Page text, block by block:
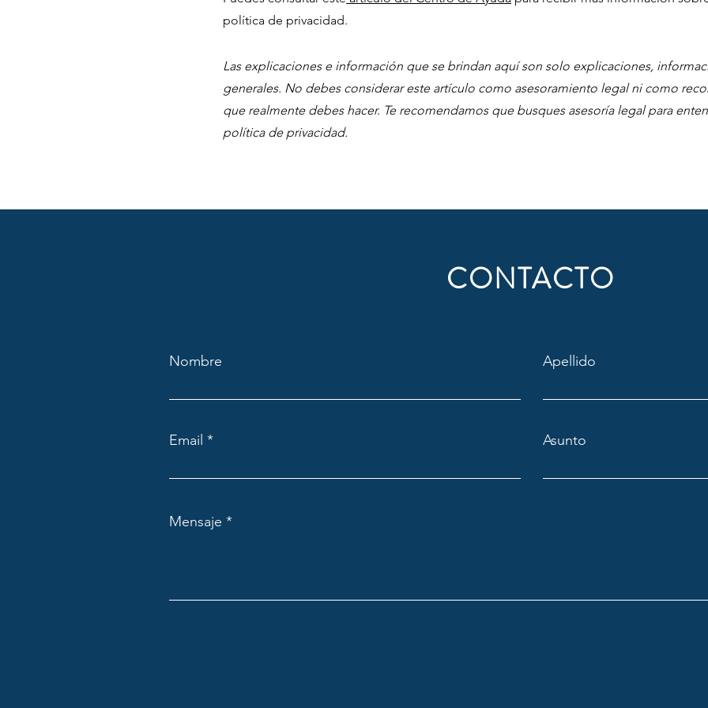
política de privacidad.
Las explicaciones e información que se brindan aquí son solo explicaciones,
generales. No debes considerar este artículo como asesoramiento legal ni como
que realmente debes hacer. Te recomendamos que busques asesoría legal para
política de privacidad.
CONTACTO
Nombre Apellido
Email Asunto
Mensaje